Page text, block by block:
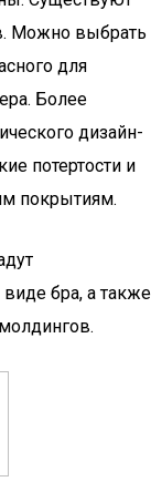
Можно выбрать
для
Более
дизайн-
потертости и
покрытиям.
бра, а также